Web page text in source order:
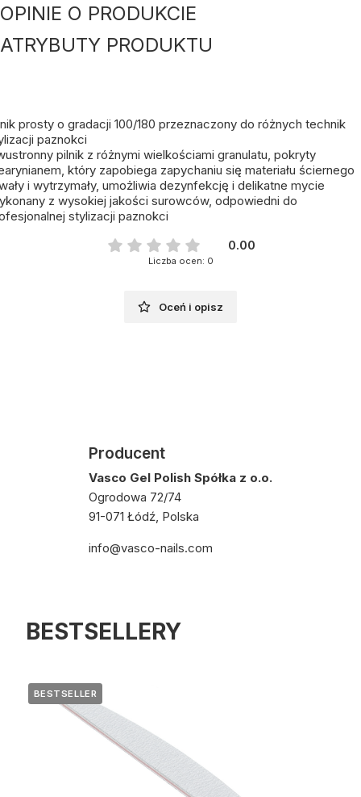
OPINIE O PRODUKCIE
ATRYBUTY PRODUKTU
prosty o gradacji 100/180 przeznaczony do różnych technik
paznokci
pilnik z różnymi wielkościami granulatu, pokryty
który zapobiega zapychaniu się materiału ściernego
i wytrzymały, umożliwia dezynfekcję i delikatne mycie
z wysokiej jakości surowców, odpowiedni do
stylizacji paznokci
0.00
Liczba ocen: 0
Oceń i opisz
Producent
Vasco Gel Polish Spółka z o.o.
Ogrodowa 72/74
91-071 Łódź, Polska
info@vasco-nails.com
BESTSELLERY
BESTSELLER